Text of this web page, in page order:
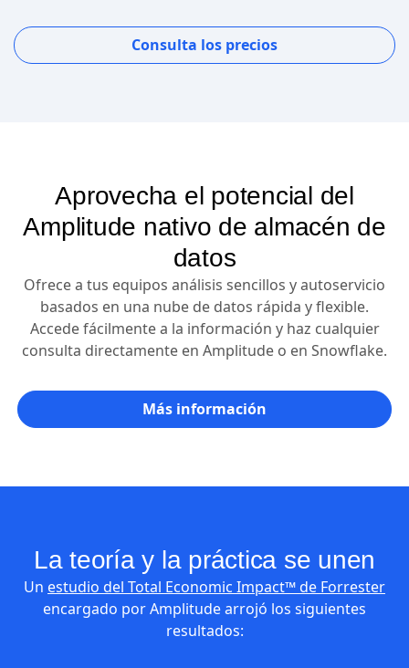
Consulta los precios
Aprovecha el potencial del
Amplitude nativo de almacén de
datos
Ofrece a tus equipos análisis sencillos y autoservicio
basados en una nube de datos rápida y flexible.
Accede fácilmente a la información y haz cualquier
consulta directamente en Amplitude o en Snowflake.
Más información
La teoría y la práctica se unen
Un estudio del Total Economic Impact™ de Forrester
encargado por Amplitude arrojó los siguientes
resultados: